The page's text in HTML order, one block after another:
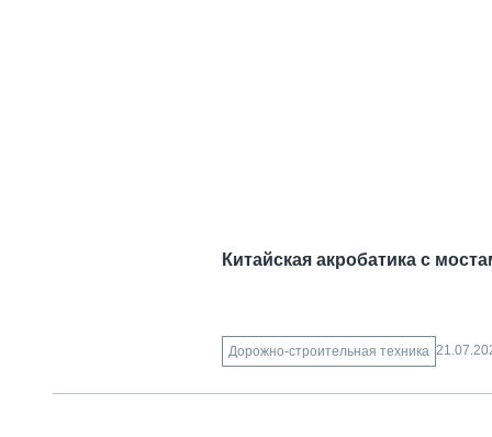
Китайская акробатика с
Дорожно-строительная техника